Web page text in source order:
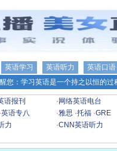
英语学习 英语听力
英语口语
您：学习英语是一个持之以恒的
语报刊 · 网络英语电台
·英语专八 ·雅思 ·托福 ·GRE
力 ·CNN英语听力